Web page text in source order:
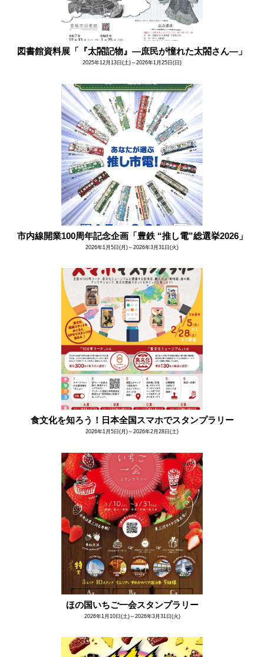
図書館資料展「『太閤記物』―庶民が憧れた太閤さん―」
2025年12月13日(土)～2026年1月25日(日)
市内線開業100周年記念企画「豊鉄 “推し電”総選挙2026」
2026年1月5日(月)～2026年3月31日(火)
食文化を知ろう！日本全国スマホでスタンプラリー
2026年1月5日(月)～2026年2月28日(土)
ほの国いちご一会スタンプラリー
2026年1月10日(土)～2026年3月31日(火)